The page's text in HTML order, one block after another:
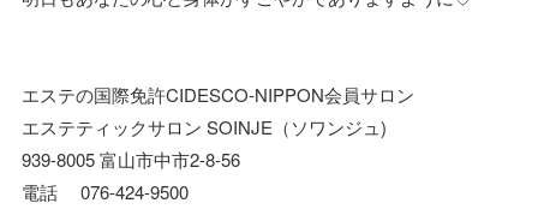
エステの国際免許CIDESCO-NIPPON会員サロン
エステティックサロン SOINJE（ソワンジュ)
939-8005 富山市中市2-8-56
電話 076-424-9500